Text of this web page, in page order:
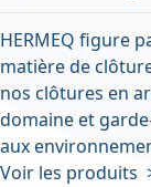
HERMEQ figure
matière de
nos clôtures en
domaine et
aux
Voir les produits